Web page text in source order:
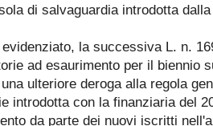
di salvaguardia introdotta
la successiva L. n.
ad esaurimento per il biennio
ulteriore deroga alla regola
introdotta con la finanziaria del
da parte dei nuovi iscritti